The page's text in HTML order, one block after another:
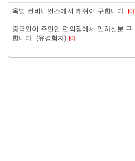
옥빌 컨비니언스에서 캐쉬어 구합니다. [0]
중국인이 주인인 편의점에서 일하실분 구
합니다. (유경험자) [0]